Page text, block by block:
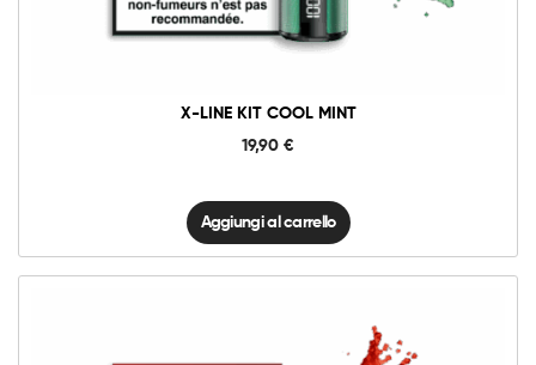
X-LINE KIT COOL MINT
19,90 €
quantità
Aggiungi al carrello